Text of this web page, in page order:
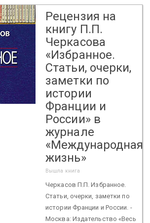
Рецензия на
книгу П.П.
Черкасова
«Избранное.
Статьи, очерки,
заметки по
истории
Франции и
России» в
журнале
«Международная
жизнь»
Вышла книга
Черкасов П.П. Избранное.
Статьи, очерки, заметки по
истории Франции и России. -
Москва: Издательство «Весь